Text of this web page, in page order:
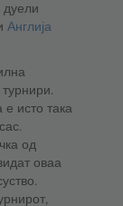
Англија
исто така
од
оваа